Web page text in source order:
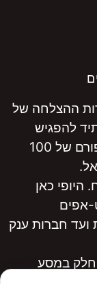
ההצלחה של
להפגיש
בצורה אותנטית ובלתי אמצעית את סיפורם של 100
היופי כאן
אפים
ועד חברות ענק
במסע